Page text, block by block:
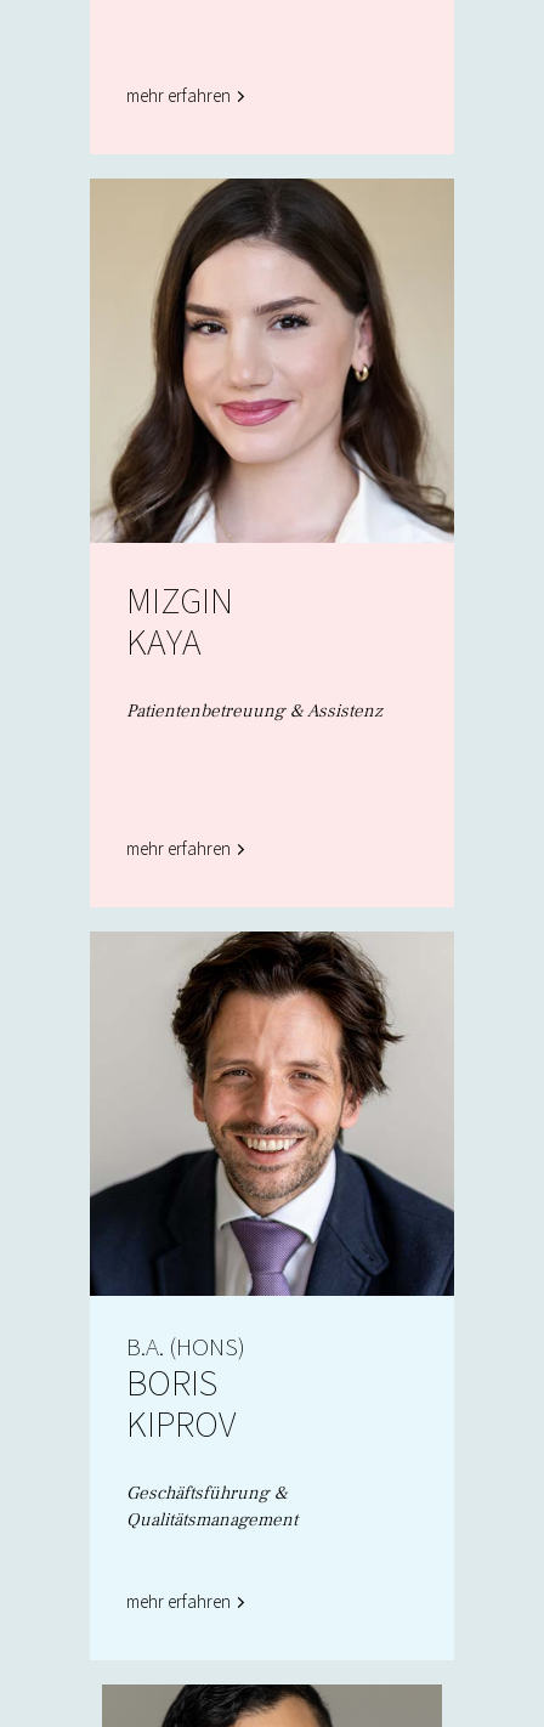
mehr erfahren
MIZGIN
KAYA
Patientenbetreuung & Assistenz
mehr erfahren
B.A. (HONS)
BORIS
KIPROV
Geschäftsführung &
Qualitätsmanagement
mehr erfahren